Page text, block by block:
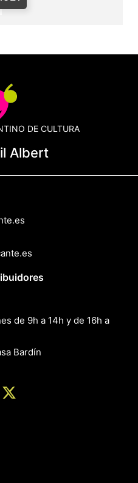
DE CULTURA
Albert
de 9h a 14h y de 16h a
Bardín